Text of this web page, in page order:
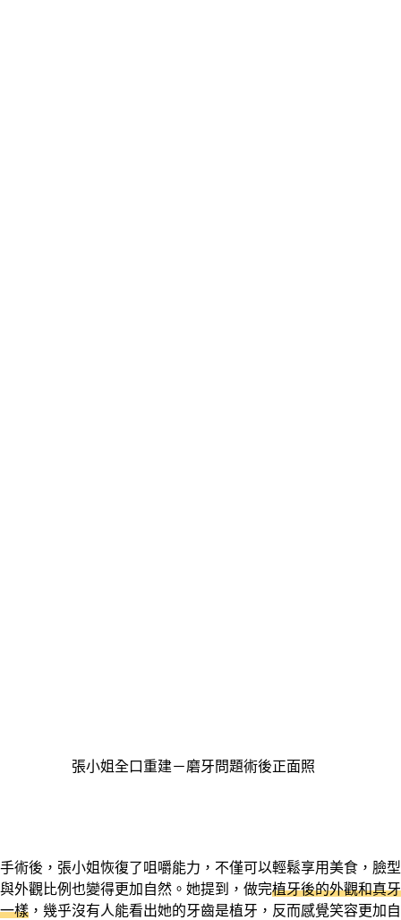
張小姐全口重建－磨牙問題術後正面照
手術後，張小姐恢復了咀嚼能力，不僅可以輕鬆享用美食，臉型
與外觀比例也變得更加自然。她提到，做完植牙後的外觀和真牙
一樣 ，幾乎沒有人能看出她的牙齒是植牙，反而感覺笑容更加自